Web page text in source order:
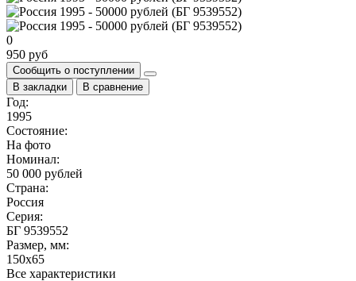
0
950 руб
Сообщить о поступлении
В закладки
В сравнение
Год:
1995
Состояние:
На фото
Номинал:
50 000 рублей
Страна:
Россия
Серия:
БГ 9539552
Размер, мм:
150х65
Все характеристики